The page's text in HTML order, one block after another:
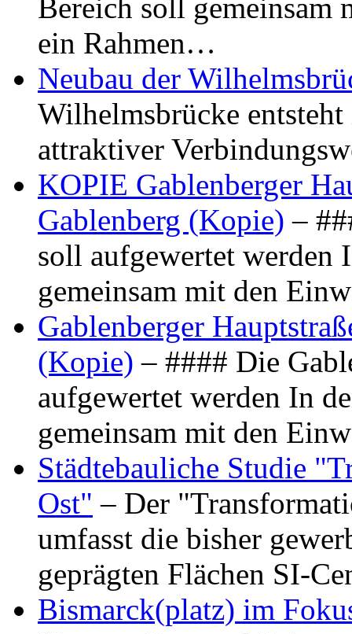
Bereich soll gemeinsam
ein Rahmen…
Neubau der
Wilhelmsbrücke
attraktiver
KOPIE Gablenberger
Gablenberg (Kopie) –
soll aufgewertet werden
gemeinsam mit den
Gablenberger
(Kopie) – #### Die
aufgewertet werden In
gemeinsam mit den
Städtebauliche Studie
Ost" – Der
umfasst die bisher
geprägten Flächen SI-
Bismarck(platz) im